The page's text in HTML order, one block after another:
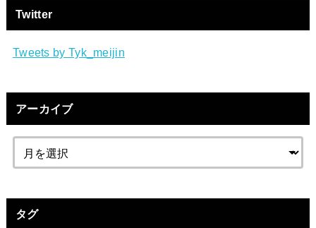
Twitter
Tweets by Tyk_meijin
アーカイブ
タグ